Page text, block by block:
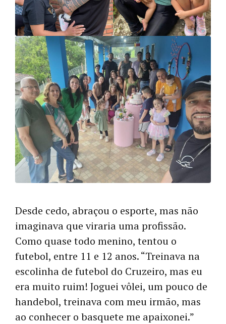
Desde cedo, abraçou o esporte, mas não
imaginava que viraria uma profissão.
Como quase todo menino, tentou o
futebol, entre 11 e 12 anos. “Treinava na
escolinha de futebol do Cruzeiro, mas eu
era muito ruim! Joguei vôlei, um pouco de
handebol, treinava com meu irmão, mas
ao conhecer o basquete me apaixonei.”